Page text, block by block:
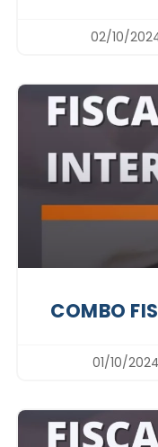
02/10/
COMBO
01/10/2024